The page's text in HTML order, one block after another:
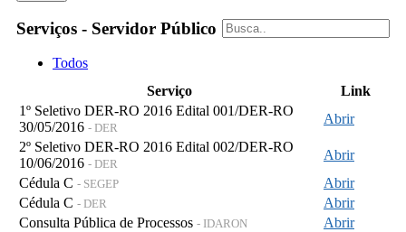
Serviços - Servidor Público
Todos
Serviço
Link
1º Seletivo DER-RO 2016 Edital 001/DER-RO
30/05/2016 - DER
Abrir
2º Seletivo DER-RO 2016 Edital 002/DER-RO
10/06/2016 - DER
Abrir
Cédula C - SEGEP
Abrir
Cédula C - DER
Abrir
Consulta Pública de Processos - IDARON
Abrir